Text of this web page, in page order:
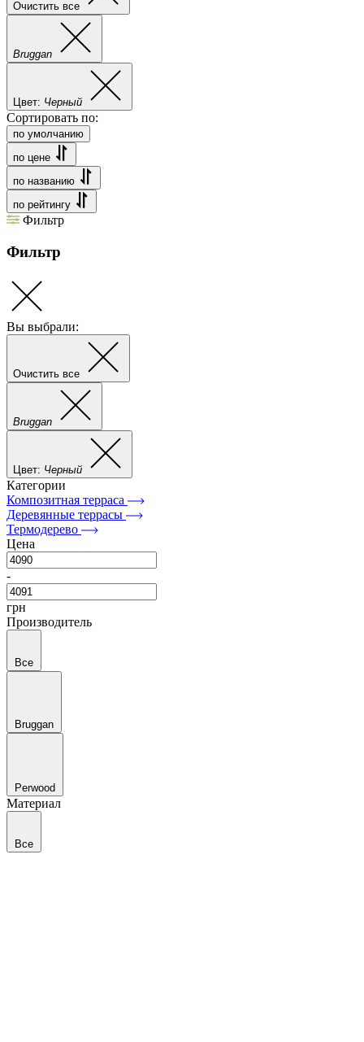
Очистить все
Bruggan
Цвет: Черный
Сортировать по:
по умолчанию
по цене
по названию
по рейтингу
Фильтр
Фильтр
Вы выбрали:
Очистить все
Bruggan
Цвет: Черный
Категории
Композитная терраса
Деревянные террасы
Термодерево
Цена
-
грн
Производитель
Все
Bruggan
Perwood
Материал
Все